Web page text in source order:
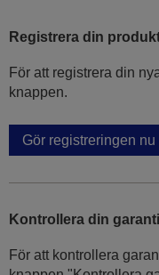
Registrera din
För att registrera din
knappen.
Gör registreringen nu
Kontrollera din garanti
För att kontrollera